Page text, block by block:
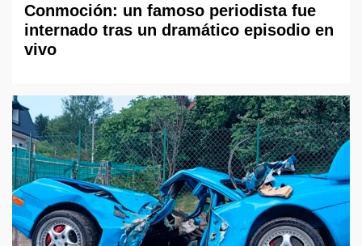
Conmoción: un famoso periodista fue
internado tras un dramático episodio en
vivo